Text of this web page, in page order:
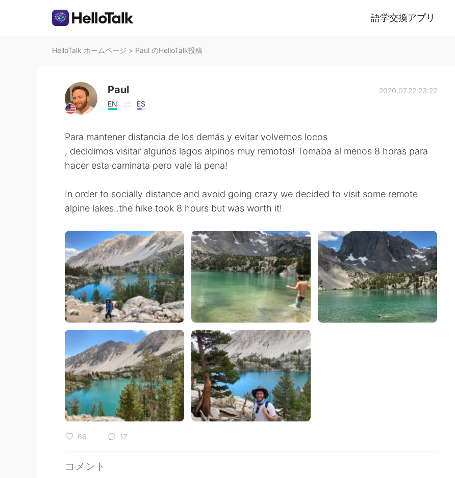
語学交換アプリ
HelloTalk ホームページ > Paul のHelloTalk投稿
Paul
EN ES
2020.07.22 23:22
Para mantener distancia de los demás y evitar volvernos locos
, decidimos visitar algunos lagos alpinos muy remotos! Tomaba al menos 8 horas para
hacer esta caminata pero vale la pena!
In order to socially distance and avoid going crazy we decided to visit some remote
alpine lakes..the hike took 8 hours but was worth it!
66 17
コメント